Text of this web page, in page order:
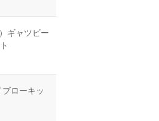
ギャツビー
ローキッ